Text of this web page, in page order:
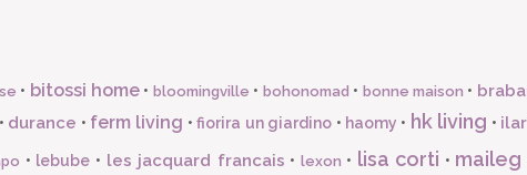
• bitossi home • bloomingville • bohonomad • bonne maison •
• durance • ferm living •fiorira un giardino • haomy • hk living •
• lebube • les jacquard francais • lexon • lisa corti • maileg